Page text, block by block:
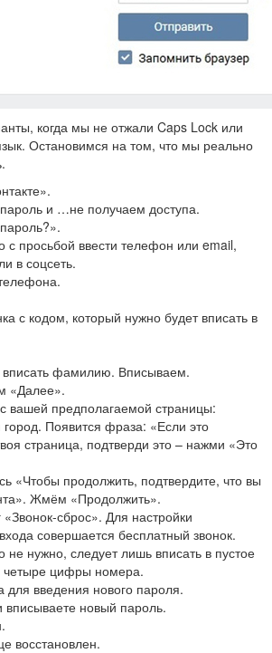
когда мы не отжали Caps Lock или
Остановимся на том, что мы реально
и …не получаем доступа.
с просьбой ввести телефон или email,
в соцсеть.
с кодом, который нужно будет вписать в
вписать фамилию. Вписываем.
«Далее».
вашей предполагаемой страницы:
Появится фраза: «Если это
страница, подтверди это – нажми «Это
«Чтобы продолжить, подтвердите, что вы
Жмём «Продолжить».
сброс». Для настройки
совершается бесплатный звонок.
не нужно, следует лишь вписать в пустое
четыре цифры номера.
введения нового пароля.
новый пароль.
восстановлен.